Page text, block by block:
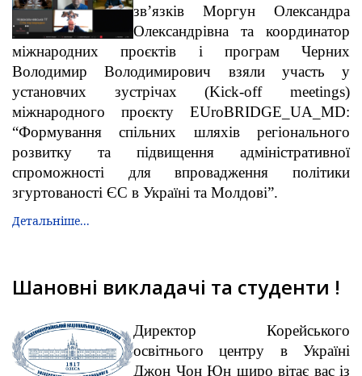
зв’язків Моргун Олександра
Олександрівна та координатор
міжнародних проєктів і програм Черних
Володимир Володимирович взяли участь у
установчих зустрічах (Kick-off meetings)
міжнародного проєкту EUroBRIDGE_UA_MD:
“Формування спільних шляхів регіонального
розвитку та підвищення адміністративної
спроможності для впровадження політики
згуртованості ЄС в Україні та Молдові”.
Детальніше...
Шановні викладачі та студенти !
Директор Корейського
освітнього центру в Україні
Джон Чон Юн щиро вітає вас із